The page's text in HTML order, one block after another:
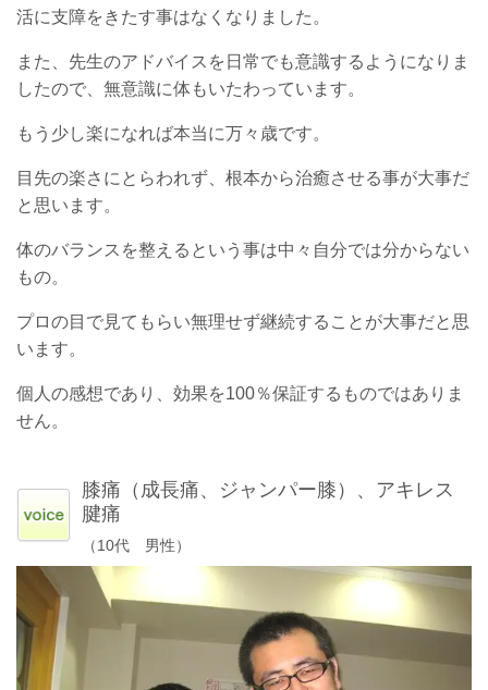
活に支障をきたす事はなくなりました。
また、先生のアドバイスを日常でも意識するようになりま
したので、無意識に体もいたわっています。
もう少し楽になれば本当に万々歳です。
目先の楽さにとらわれず、根本から治癒させる事が大事だ
と思います。
体のバランスを整えるという事は中々自分では分からない
もの。
プロの目で見てもらい無理せず継続することが大事だと思
います。
個人の感想であり、効果を100％保証するものではありま
せん。
膝痛（成長痛、ジャンパー膝）、アキレス
腱痛
（10代 男性）